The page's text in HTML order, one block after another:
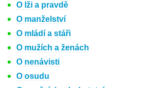
O lži a pravdě
O manželství
O mládí a stáři
O mužích a ženách
O nenávisti
O osudu